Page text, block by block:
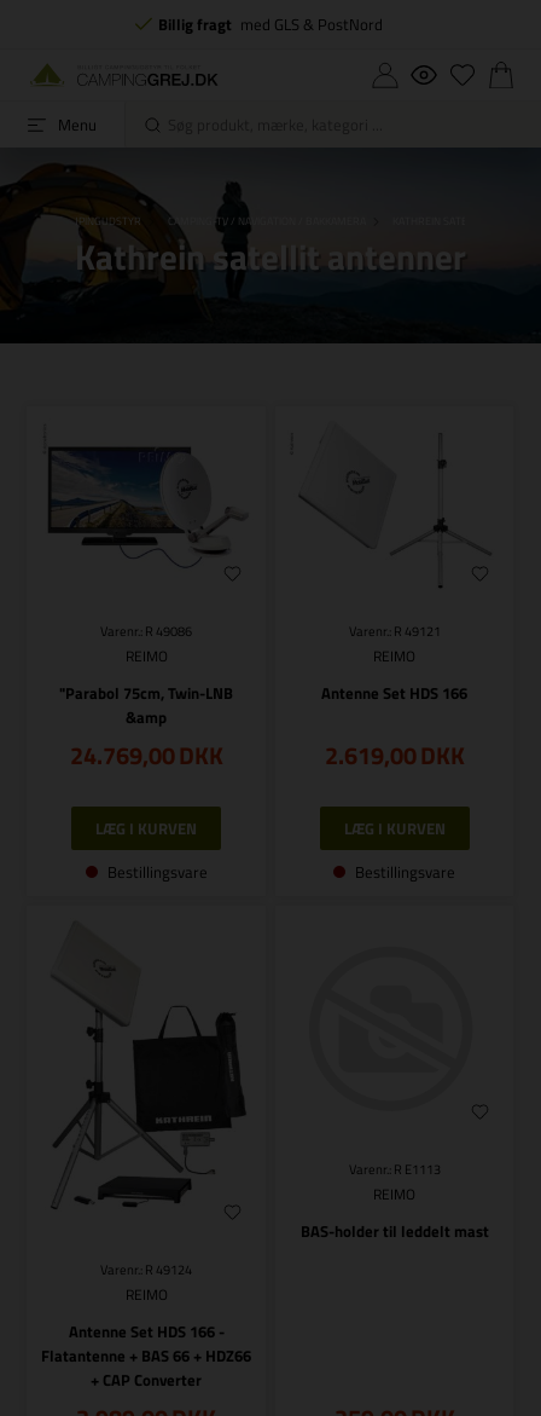
Billig fragt med GLS & PostNord
Menu
CAMPINGUDSTYR CAMPING-TV / NAVIGATION / BAKKAMERA
Kathrein satellit antenner
Varenr.: R 49086
REIMO
"Parabol 75cm, Twin-LNB
&amp
24.769,00DKK
Bestillingsvare
Varenr.: R 49121
REIMO
Antenne Set HDS 166
2.619,00DKK
Bestillingsvare
Varenr.: R 49124
REIMO
Antenne Set HDS 166 -
Flatantenne + BAS 66 + HDZ66
+ CAP Converter
Varenr.: R E1113
REIMO
BAS-holder til leddelt mast